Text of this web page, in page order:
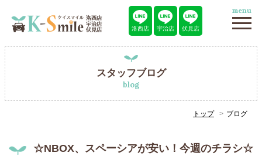
洛西店 宇治店 伏見店
menu
スタッフブログ
blog
トップ ブログ
☆NBOX、スペーシアが安い！今週のチラシ☆